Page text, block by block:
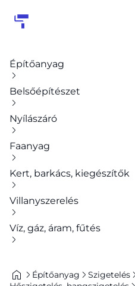
Építőanyag
Belsőépítészet
Nyílászáró
Faanyag
Kert, barkács, kiegészítők
Villanyszerelés
Víz, gáz, áram, fűtés
Építőanyag
Szigetelés